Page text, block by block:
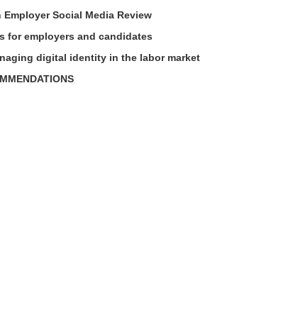
Social Media Review
for employers and candidates
digital identity in the labor market